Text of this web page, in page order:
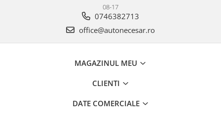
08-17
0746382713
office@autonecesar.ro
MAGAZINUL MEU
CLIENTI
DATE COMERCIALE